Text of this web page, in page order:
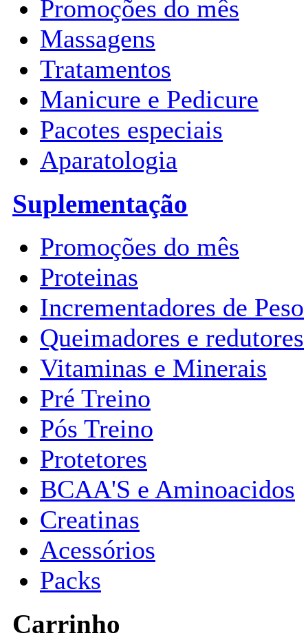
Promoções do mês
Massagens
Tratamentos
Manicure e Pedicure
Pacotes especiais
Aparatologia
Suplementação
Promoções do mês
Proteinas
Incrementadores de Peso
Queimadores e redutores
Vitaminas e Minerais
Pré Treino
Pós Treino
Protetores
BCAA'S e Aminoacidos
Creatinas
Acessórios
Packs
Carrinho